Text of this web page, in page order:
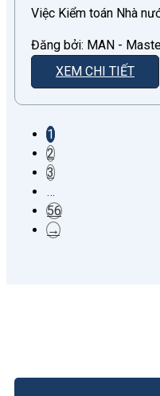
Việc Kiểm toán Nhà
Đăng bởi: MAN -
XEM CHI TIẾT
1
2
3
…
56
→